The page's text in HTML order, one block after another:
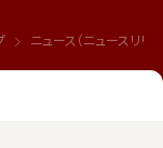
ニュース（ニュースリリー